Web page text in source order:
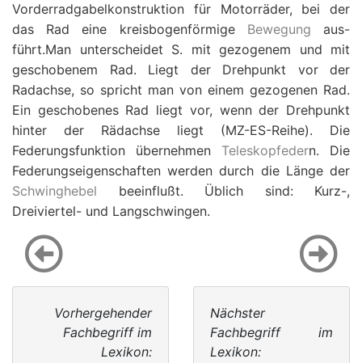
Vorderradgabelkonstruktion für Motorräder, bei der
das Rad eine kreisbogenförmige Bewegung aus-
führt.Man unterscheidet S. mit gezogenem und mit
geschobenem Rad. Liegt der Drehpunkt vor der
Radachse, so spricht man von einem gezogenen Rad.
Ein geschobenes Rad liegt vor, wenn der Drehpunkt
hinter der Rädachse liegt (MZ-ES-Reihe). Die
Federungsfunktion übernehmen Teleskopfedern. Die
Federungseigenschaften werden durch die Länge der
Schwinghebel beeinflußt. Üblich sind: Kurz-,
Dreiviertel- und Langschwingen.
Vorhergehender
Fachbegriff im
Lexikon:
Nächster
Fachbegriff im
Lexikon: